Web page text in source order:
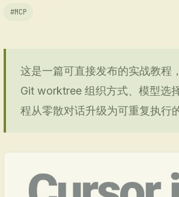
#MCP
这是一篇可直接发布的实战教程
Git worktree 组织方式、模型选
程从零散对话升级为可重复执行